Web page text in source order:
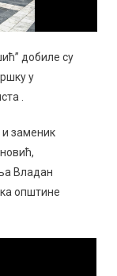
добилe су
у
.
и заменик
Владан
општине